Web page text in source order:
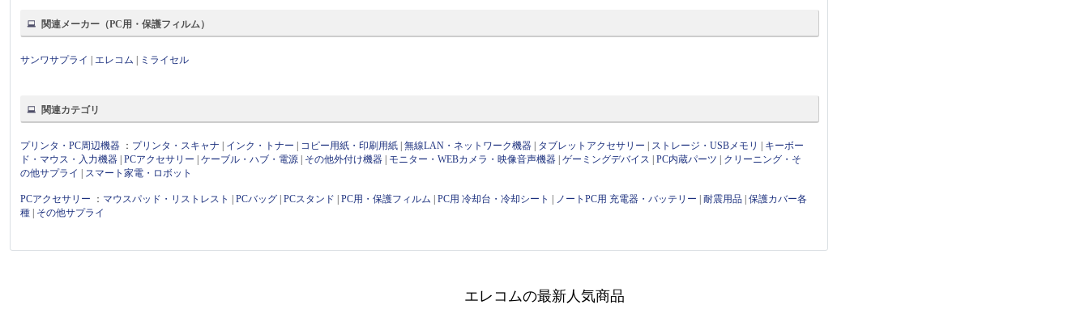
関連メーカー（PC用・保護フィルム）
サンワサプライ エレコム ミライセル
関連カテゴリ
プリンタ・PC周辺機器 ： プリンタ・スキャナ インク・トナー コピー用紙・印刷用紙 |無線LAN・ネットワーク機器 タブレットアクセサリー ストレージ・USBメモリ
キーボー
ド・マウス・入力機器 |PCアクセサリー |ケーブル・ハブ・電源 その他外付け機器 モニター・WEBカメラ・映像音声機器 |ゲーミングデバイス |PC内蔵パーツ
クリーニング・そ
の他サプライ
スマート家電・ロボット
PCアクセサリー ： マウスパッド・リストレスト |PCバッグ |PCスタンド |PC用・保護フィルム |PC用 冷却台・冷却シート ノートPC用 充電器・バッテリー |耐震用品 |保護カバー各
種
その他サプライ
エレコムの最新人気商品